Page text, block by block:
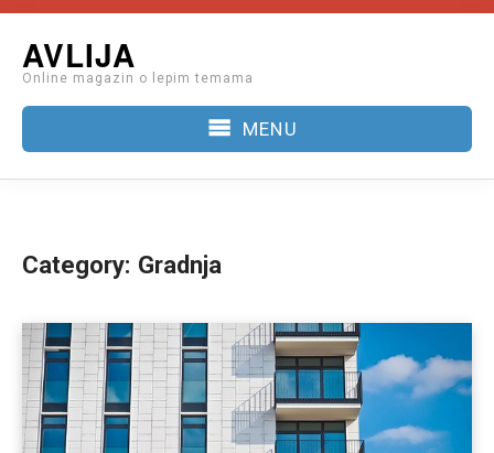
content
AVLIJA
Online magazin o lepim temama
MENU
Category: Gradnja